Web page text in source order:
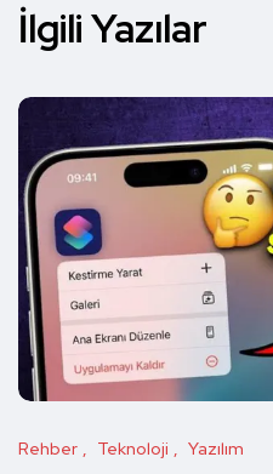
İlgili Yazılar
Rehber Teknoloji Yazılım